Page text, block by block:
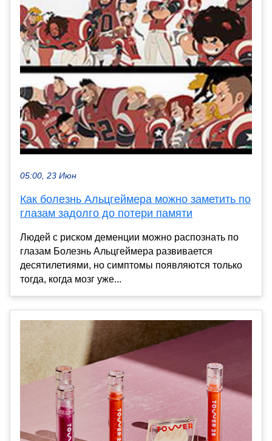
05:00, 23 Июн
Как болезнь Альцгеймера можно заметить по
глазам задолго до потери памяти
Людей с риском деменции можно распознать по
глазам Болезнь Альцгеймера развивается
десятилетиями, но симптомы появляются только
тогда, когда мозг уже...